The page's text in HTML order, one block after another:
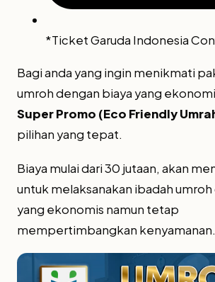
*Ticket Garuda Indonesia
Bagi anda yang ingin menikmati
umroh dengan biaya yang
Super Promo (Eco Friendly
pilihan yang tepat.
Biaya mulai dari 30 jutaan, akan
untuk melaksanakan ibadah
yang ekonomis namun tetap
mempertimbangkan kenyamanan.